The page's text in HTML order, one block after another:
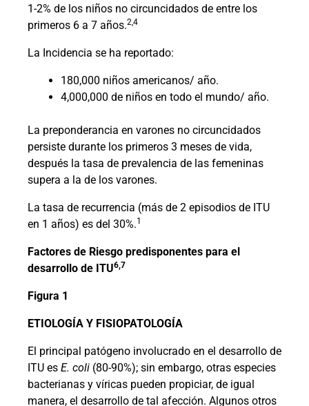
1-2% de los niños no circuncidados de entre los
primeros 6 a 7 años.2,4
La Incidencia se ha reportado:
180,000 niños americanos/ año.
4,000,000 de niños en todo el mundo/ año.
La preponderancia en varones no circuncidados
persiste durante los primeros 3 meses de vida,
después la tasa de prevalencia de las femeninas
supera a la de los varones.
La tasa de recurrencia (más de 2 episodios de ITU
en 1 años) es del 30%.1
Factores de Riesgo predisponentes para el
desarrollo de ITU6,7
Figura 1
ETIOLOGÍA Y FISIOPATOLOGÍA
El principal patógeno involucrado en el desarrollo de
ITU es E. coli (80-90%); sin embargo, otras especies
bacterianas y víricas pueden propiciar, de igual
manera, el desarrollo de tal afección. Algunos otros